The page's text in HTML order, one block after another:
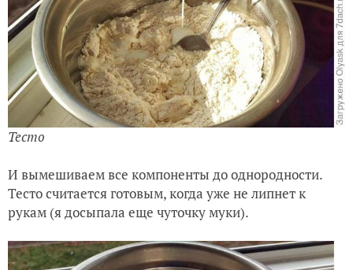
Тесто
И вымешиваем все компоненты до однородности.
Тесто считается готовым, когда уже не липнет к
рукам (я досыпала еще чуточку муки).